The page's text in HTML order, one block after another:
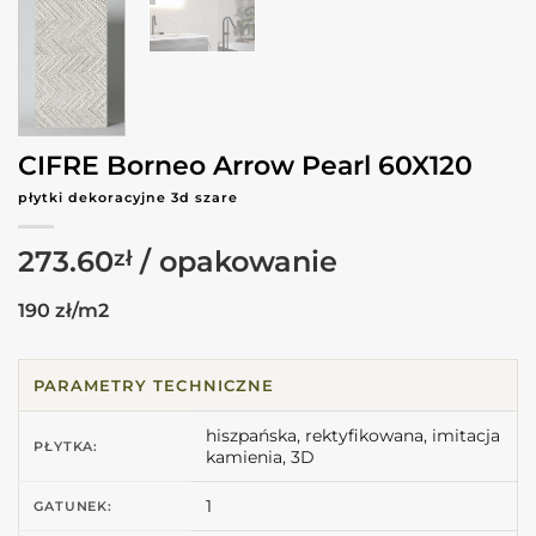
CIFRE Borneo Arrow Pearl 60X120
płytki dekoracyjne 3d szare
273.60zł
190 zł/m2
PARAMETRY TECHNICZNE
PŁYTKA:
hiszpańska, rektyfikowana, imitacja
kamienia, 3D
GATUNEK: 1